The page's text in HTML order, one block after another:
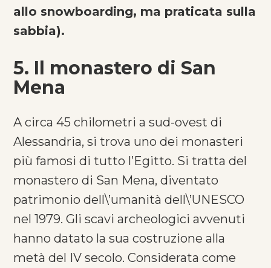
allo snowboarding, ma praticata sulla
sabbia).
5. Il monastero di San
Mena
A circa 45 chilometri a sud-ovest di
Alessandria, si trova uno dei monasteri
più famosi di tutto l’Egitto. Si tratta del
monastero di San Mena, diventato
patrimonio dell\’umanità dell\’UNESCO
nel 1979. Gli scavi archeologici avvenuti
hanno datato la sua costruzione alla
metà del IV secolo. Considerata come